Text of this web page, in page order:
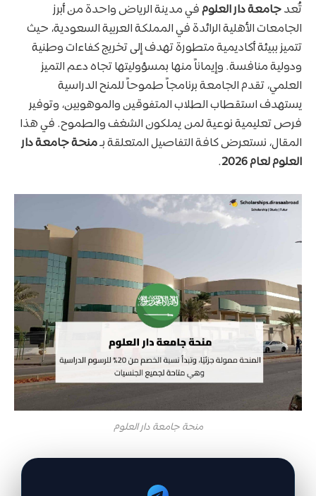
تُعدجامعة دار العلومفي مدينة الرياض واحدة من أبرز
الجامعات الأهلية الرائدة في المملكة العربية السعودية، حيث
تتميز ببيئة أكاديمية متطورة تهدف إلى تخريج كفاءات وطنية
ودولية منافسة. وإيماناً منها بمسؤوليتها تجاه دعم التميز
العلمي، تقدم الجامعة برنامجاً طموحاً للمنح الدراسية
يستهدف استقطاب الطلاب المتفوقين والموهوبين، وتوفير
فرص تعليمية نوعية لمن يملكون الشغف والطموح. في هذا
المقال، نستعرض كافة التفاصيل المتعلقة بـمنحة جامعة دار
العلوم لعام 2026
.
منحة جامعة دار العلوم